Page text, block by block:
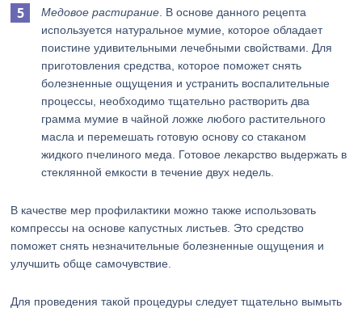
Медовое растирание . В основе данного рецепта
используется натуральное мумие, которое обладает
поистине удивительными лечебными свойствами. Для
приготовления средства, которое поможет снять
болезненные ощущения и устранить воспалительные
процессы, необходимо тщательно растворить два
грамма мумие в чайной ложке любого растительного
масла и перемешать готовую основу со стаканом
жидкого пчелиного меда. Готовое лекарство выдержать в
стеклянной емкости в течение двух недель.
В качестве мер профилактики можно также использовать
компрессы на основе капустных листьев. Это средство
поможет снять незначительные болезненные ощущения и
улучшить обще самочувствие.
Для проведения такой процедуры следует тщательно вымыть